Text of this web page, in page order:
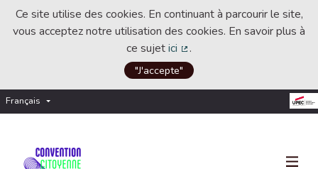
Ce site utilise des cookies. En continuant à parcourir le site,
vous acceptez notre utilisation des cookies. En savoir plus à
ce sujetici
(Lien externe)
.
"J'accepte"
Français Choisir la langue